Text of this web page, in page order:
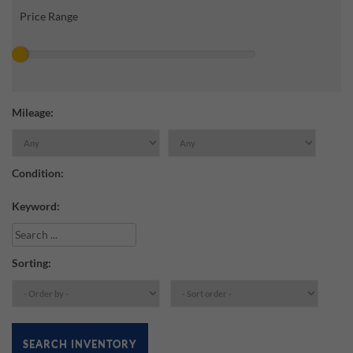
Price Range
Mileage:
Condition:
Keyword:
Sorting:
SEARCH INVENTORY